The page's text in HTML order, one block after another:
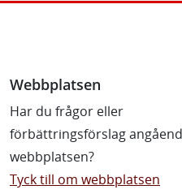
Webbplatsen
Har du frågor eller
förbättringsförslag
webbplatsen?
Tyck till om webbplatsen